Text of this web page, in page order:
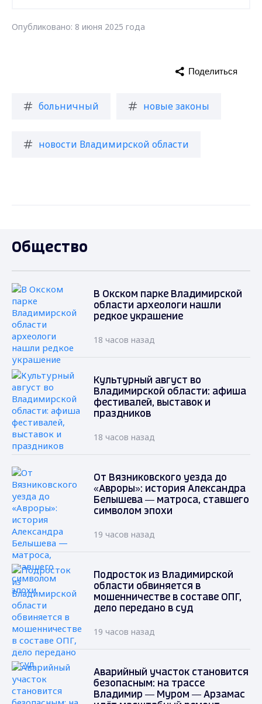
Опубликовано: 8 июня 2025 года
больничный новые законы
новости Владимирской области
Поделиться
Общество
В Окском парке Владимирской
области археологи нашли
редкое украшение
18 часов назад
Культурный август во
Владимирской области: афиша
фестивалей, выставок и
праздников
18 часов назад
От Вязниковского уезда до
«Авроры»: история Александра
Белышева — матроса, ставшего
символом эпохи
19 часов назад
Подросток из Владимирской
области обвиняется в
мошенничестве в составе ОПГ,
дело передано в суд
19 часов назад
Аварийный участок становится
безопасным: на трассе
Владимир — Муром — Арзамас